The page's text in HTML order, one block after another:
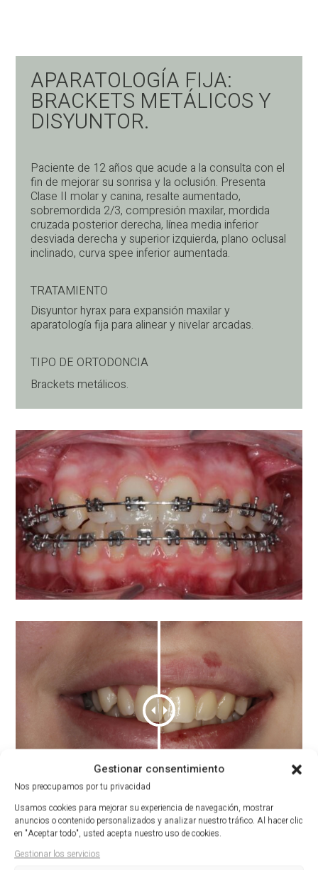
Gestionar consentimiento
Nos preocupamos por tu privacidad
Usamos cookies para mejorar su experiencia de navegación, mostrar
anuncios o contenido personalizados y analizar nuestro tráfico. Al hacer clic
en "Aceptar todo", usted acepta nuestro uso de cookies.
Gestionar los servicios
APARATOLOGÍA FIJA:
BRACKETS METÁLICOS Y
DISYUNTOR.
Paciente de 12 años que acude a la consulta con el
fin de mejorar su sonrisa y la oclusión. Presenta
Clase II molar y canina, resalte aumentado,
sobremordida 2/3, compresión maxilar, mordida
cruzada posterior derecha, línea media inferior
desviada derecha y superior izquierda, plano oclusal
inclinado, curva spee inferior aumentada.
TRATAMIENTO
Disyuntor hyrax para expansión maxilar y
aparatología fija para alinear y nivelar arcadas.
TIPO DE ORTODONCIA
Brackets metálicos.